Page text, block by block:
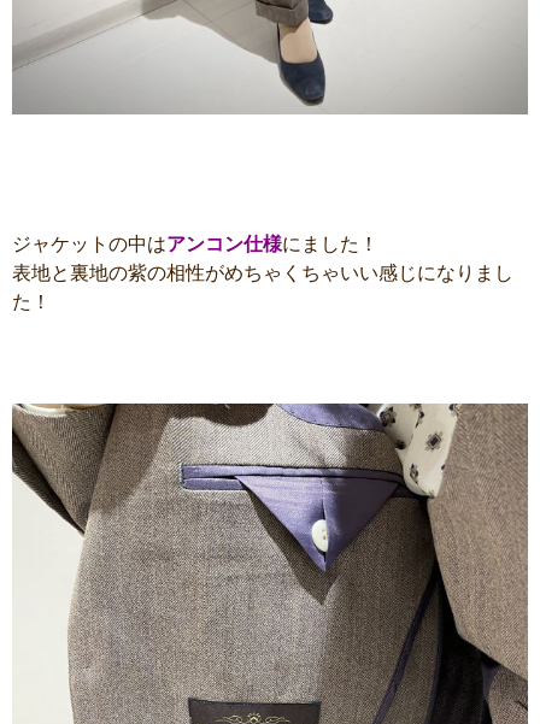
ジャケットの中はアンコン仕様にました！
表地と裏地の紫の相性がめちゃくちゃいい感じになりまし
た！